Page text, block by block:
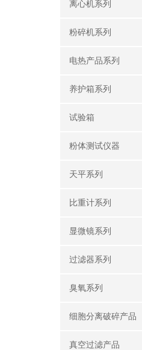
离心机系列
粉碎机系列
电热产品系列
养护箱系列
试验箱
粉体测试仪器
天平系列
比重计系列
显微镜系列
过滤器系列
臭氧系列
细胞分离破碎产品
真空过滤产品